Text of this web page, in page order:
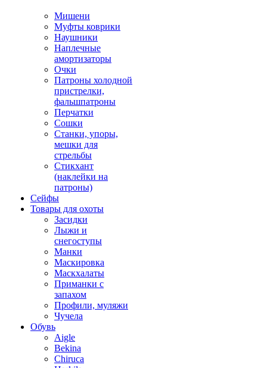
Мишени
Муфты коврики
Наушники
Наплечные
амортизаторы
Очки
Патроны холодной
пристрелки,
фальшпатроны
Перчатки
Сошки
Станки, упоры,
мешки для
стрельбы
Стикхант
(наклейки на
патроны)
Сейфы
Товары для охоты
Засидки
Лыжи и
снегоступы
Манки
Маскировка
Маскхалаты
Приманки с
запахом
Профили, муляжи
Чучела
Обувь
Aigle
Bekina
Chiruсa